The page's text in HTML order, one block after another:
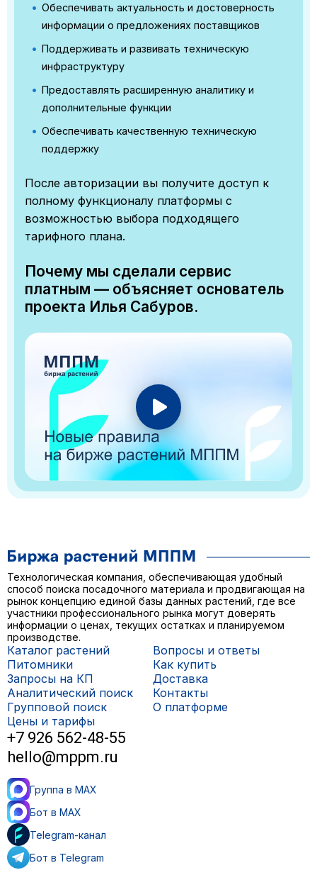
Обеспечивать актуальность и достоверность
информации о предложениях поставщиков
Поддерживать и развивать техническую
инфраструктуру
Предоставлять расширенную аналитику и
дополнительные функции
Обеспечивать качественную техническую
поддержку
После авторизации вы получите доступ к
полному функционалу платформы с
возможностью выбора подходящего
тарифного плана.
Почему мы сделали сервис
платным — объясняет основатель
проекта Илья Сабуров.
Технологическая компания, обеспечивающая удобный
способ поиска посадочного материала и продвигающая на
рынок концепцию единой базы данных растений, где все
участники профессионального рынка могут доверять
информации о ценах, текущих остатках и планируемом
производстве.
Каталог растений
Питомники
Запросы на КП
Аналитический поиск
Групповой поиск
Цены и тарифы
Вопросы и ответы
Как купить
Доставка
Контакты
О платформе
+7 926 562-48-55
hello@mppm.ru
Группа в MAX
Бот в MAX
Telegram-канал
Бот в Telegram